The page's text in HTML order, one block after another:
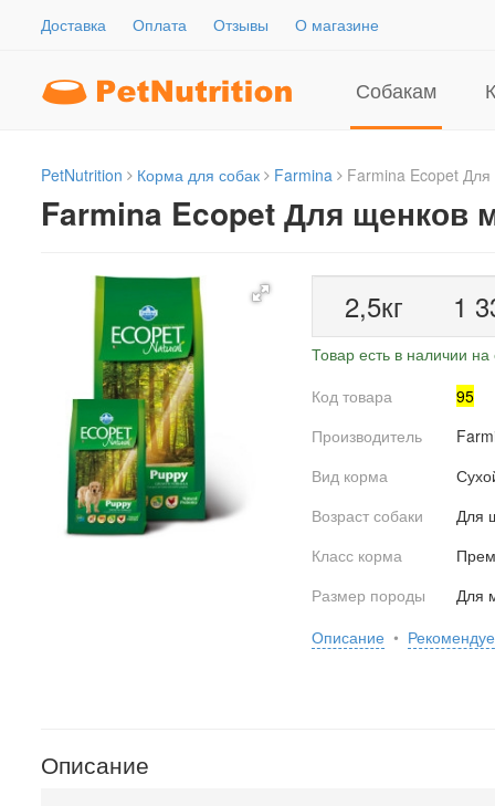
Доставка Оплата Отзывы О магазине
Собакам
PetNutrition Корма для собак Farmina Farmina Ecopet
Farmina Ecopet Для щенков
2,5кг 1
Товар есть в наличии на
Код товара
95
Производитель
Вид корма
Возраст собаки
Для
Класс корма
Размер породы
Для
Описание •
Описание